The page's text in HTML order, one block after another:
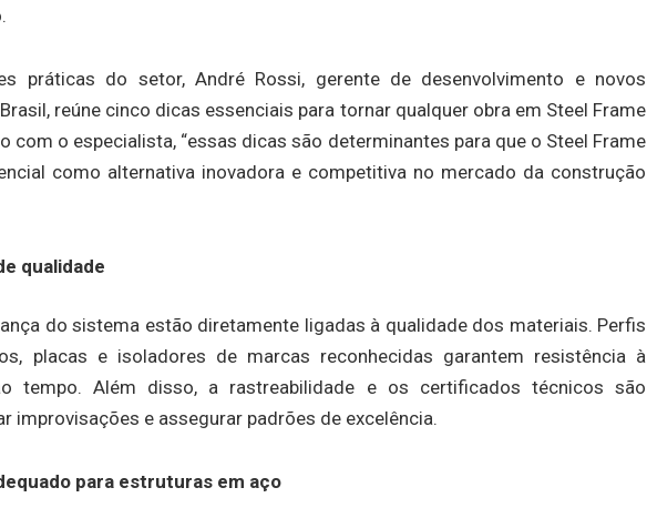
práticas do setor, André Rossi, gerente de desenvolvimento e novos
reúne cinco dicas essenciais para tornar qualquer obra em Steel Frame
com o especialista, “essas dicas são determinantes para que o Steel Frame
como alternativa inovadora e competitiva no mercado da construção
qualidade
do sistema estão diretamente ligadas à qualidade dos materiais. Perfis
placas e isoladores de marcas reconhecidas garantem resistência à
tempo. Além disso, a rastreabilidade e os certificados técnicos são
improvisações e assegurar padrões de excelência.
para estruturas em aço